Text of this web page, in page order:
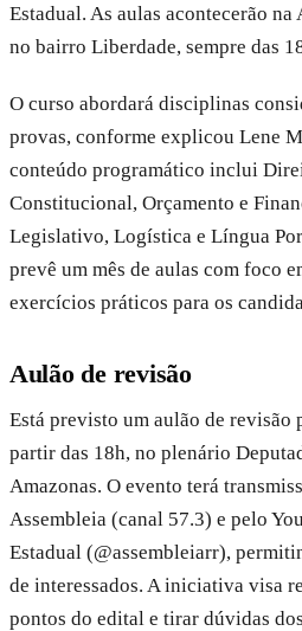
Estadual. As aulas acontecerão
no bairro Liberdade, sempre das
O curso abordará disciplinas
provas, conforme explicou Lene
conteúdo programático inclui
Constitucional, Orçamento e
Legislativo, Logística e Língua
prevê um mês de aulas com foco
exercícios práticos para os
Aulão de revisão
Está previsto um aulão de revisão
partir das 18h, no plenário
Amazonas. O evento terá
Assembleia (canal 57.3) e pelo
Estadual (@assembleiarr),
de interessados. A iniciativa visa
pontos do edital e tirar dúvidas